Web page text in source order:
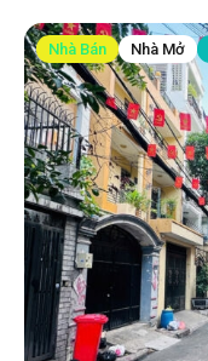
Nhà Bán Nhà Mở